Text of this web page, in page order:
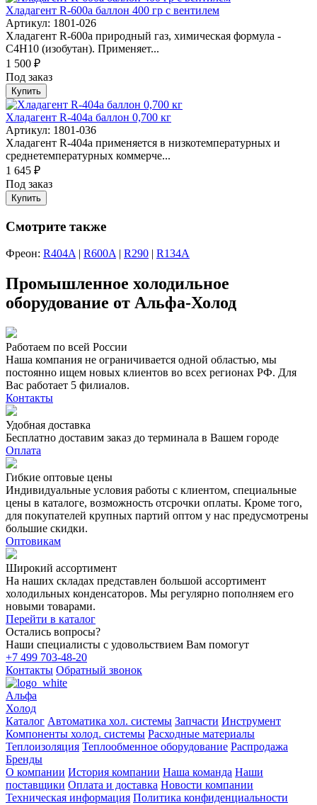
Хладагент R-600а баллон 400 гр с вентилем
Артикул: 1801-026
Хладагент R-600a природный газ, химическая формула -
С4Н10 (изобутан). Применяет...
1 500 ₽
Под заказ
Купить
Хладагент R-404а баллон 0,700 кг
Артикул: 1801-036
Хладагент R-404a применяется в низкотемпературных и
среднетемпературных коммерче...
1 645 ₽
Под заказ
Купить
Смотрите также
Фреон: R404A | R600A | R290 | R134A
Промышленное холодильное
оборудование от Альфа-Холод
Работаем по всей России
Наша компания не ограничивается одной областью, мы
постоянно ищем новых клиентов во всех регионах РФ. Для
Вас работает 5 филиалов.
Контакты
Удобная доставка
Бесплатно доставим заказ до терминала в Вашем городе
Оплата
Гибкие оптовые цены
Индивидуальные условия работы с клиентом, специальные
цены в каталоге, возможность отсрочки оплаты. Кроме того,
для покупателей крупных партий оптом у нас предусмотрены
большие скидки.
Оптовикам
Широкий ассортимент
На наших складах представлен большой ассортимент
холодильных конденсаторов. Мы регулярно пополняем его
новыми товарами.
Перейти в каталог
Остались вопросы?
Наши специалисты с удовольствием Вам помогут
+7 499 703-48-20
Контакты Обратный звонок
Альфа
Холод
Каталог Автоматика хол. системы Запчасти Инструмент
Компоненты холод. системы Расходные материалы
Теплоизоляция Теплообменное оборудование Распродажа
Бренды
О компании История компании Наша команда Наши
поставщики Оплата и доставка Новости компании
Техническая информация Политика конфиденциальности